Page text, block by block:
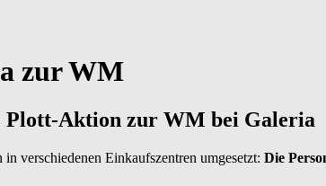
zur WM
Plott-Aktion zur WM bei Galeria
verschiedenen Einkaufszentren umgesetzt: Die